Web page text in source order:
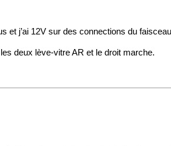
j’ai 12V sur des connections du
deux lève-vitre AR et le droit marche.